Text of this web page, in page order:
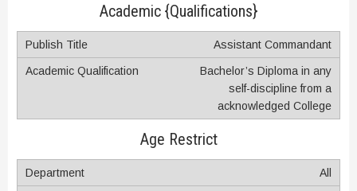
Academic {Qualifications}
Assistant Commandant
Bachelor’s Diploma in any
self-discipline from a
acknowledged College
Age Restrict
All